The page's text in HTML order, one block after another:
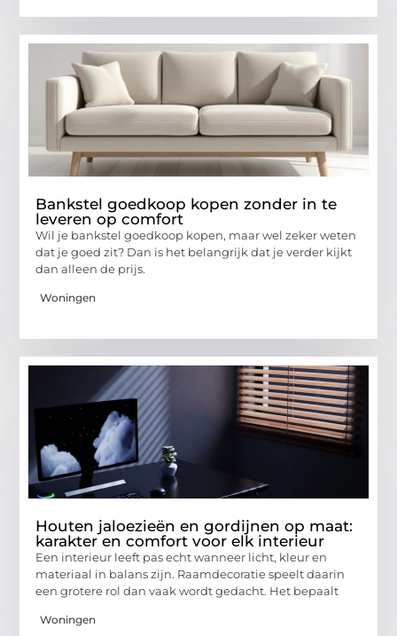
Bankstel goedkoop kopen zonder in te
leveren op comfort
Wil je bankstel goedkoop kopen, maar wel zeker weten
dat je goed zit? Dan is het belangrijk dat je verder kijkt
dan alleen de prijs.
Woningen
Houten jaloezieën en gordijnen op maat:
karakter en comfort voor elk interieur
Een interieur leeft pas echt wanneer licht, kleur en
materiaal in balans zijn. Raamdecoratie speelt daarin
een grotere rol dan vaak wordt gedacht. Het bepaalt
Woningen